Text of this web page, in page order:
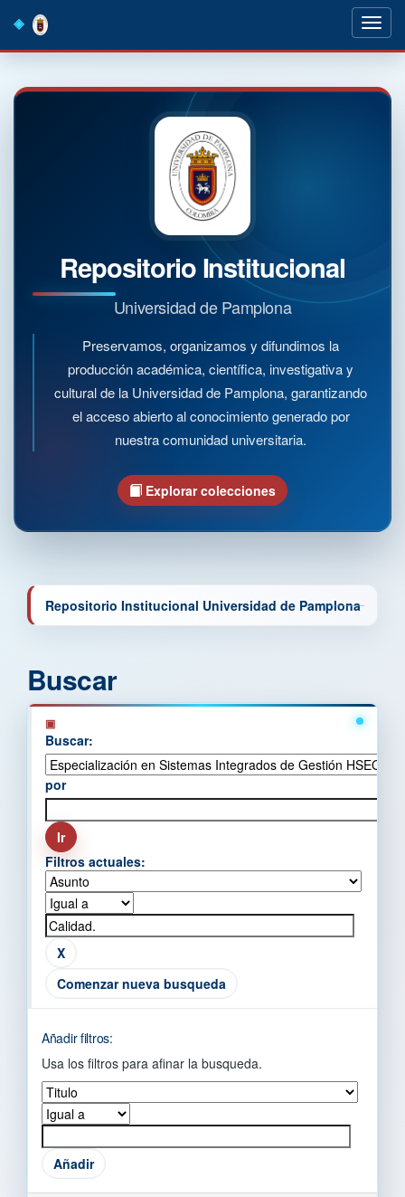
navigation
Repositorio Institucional
Universidad de Pamplona
Preservamos, organizamos y difundimos la
producción académica, científica, investigativa y
cultural de la Universidad de Pamplona, garantizando
el acceso abierto al conocimiento generado por
nuestra comunidad universitaria.
Explorar colecciones
Repositorio Institucional Universidad de Pamplona
Buscar
Buscar:
por
Filtros actuales:
Comenzar nueva busqueda
Añadir filtros:
Usa los filtros para afinar la busqueda.